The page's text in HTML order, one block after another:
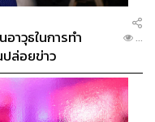
าวุธในการทำ
ล่อยข่าว
...